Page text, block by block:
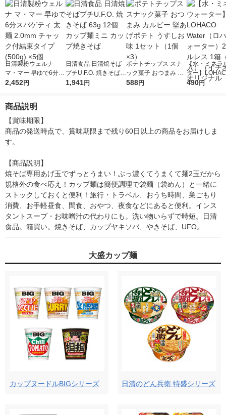
日清製粉ウェルナ
マ・マー 早ゆで6分ス
パゲティ 太麺 2.0mm
2,452円
日清食品 日清焼そば
プチU.F.O. 焼きそば 6
3g 12個 カップ麺ミニ
1,941円
ポテトチップス スナ
ック菓子 おつまみ カ
ルビー 堅あげポテト
588円
【水・ミネラ
ター】
r（ロハコウ
490円
商品説明
【賞味期限】
商品の発送時点で、賞味期限まで残り60日以上の商品をお届けしま
す。
【商品説明】
焼そば専用あげ玉でずっとうまい！ぶっ濃くてうまくて麺2玉だから
規格外の食べ応え！カップ麺は簡便調理で袋麺（袋めん）と一緒に
ストックしておくと便利！旅行・トラベル、おうち時間、巣ごもり
消費、お手軽昼食、間食、おやつ、夜食などにあると便利。インス
タントスープ・お味噌汁の代わりにも。洗い物いらずで時短。日清
食品。箱買い。焼きそば、カップヤキソバ、やきそば、UFO。
大盛カップ麺
カップヌードルBIGシリーズ 日清のどん兵衛 特盛シリーズ